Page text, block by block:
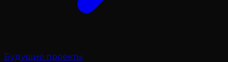
Будущие проекты